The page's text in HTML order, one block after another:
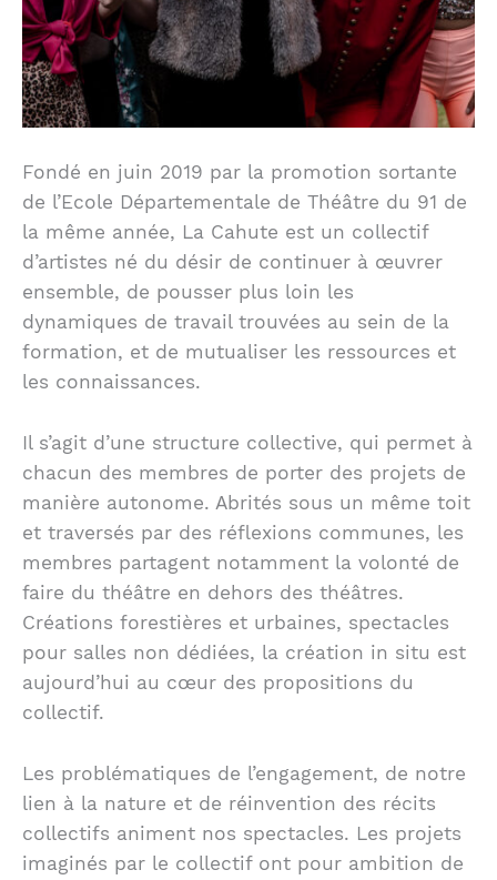
Fondé en juin 2019 par la promotion sortante
de l’Ecole Départementale de Théâtre du 91 de
la même année, La Cahute est un collectif
d’artistes né du désir de continuer à œuvrer
ensemble, de pousser plus loin les
dynamiques de travail trouvées au sein de la
formation, et de mutualiser les ressources et
les connaissances.
Il s’agit d’une structure collective, qui permet à
chacun des membres de porter des projets de
manière autonome. Abrités sous un même toit
et traversés par des réflexions communes, les
membres partagent notamment la volonté de
faire du théâtre en dehors des théâtres.
Créations forestières et urbaines, spectacles
pour salles non dédiées, la création in situ est
aujourd’hui au cœur des propositions du
collectif.
Les problématiques de l’engagement, de notre
lien à la nature et de réinvention des récits
collectifs animent nos spectacles. Les projets
imaginés par le collectif ont pour ambition de